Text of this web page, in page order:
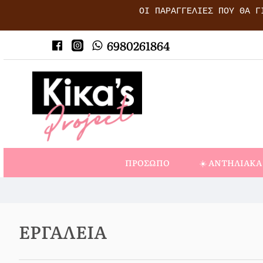
ΟΙ ΠΑΡΑΓΓΕΛΊΕΣ ΠΟΥ ΘΑ
6980261864
ΠΡΌΣΩΠΟ ☀️ ΑΝΤΗΛΙΑΚΆ
ΕΡΓΑΛΕΊΑ